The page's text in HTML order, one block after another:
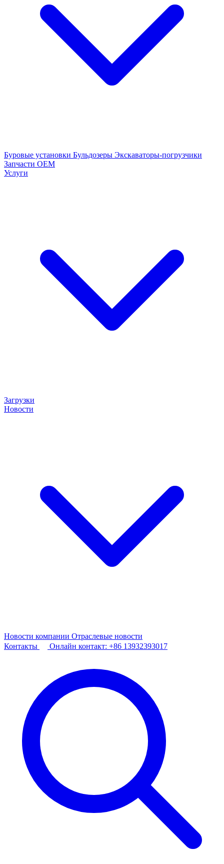
Буровые установки Бульдозеры Экскаваторы-погрузчики
Запчасти OEM
Услуги
Загрузки
Новости
Новости компании Отраслевые новости
Контакты
Онлайн контакт: +86 13932393017